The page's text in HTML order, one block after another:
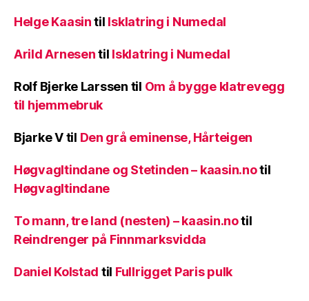
Helge Kaasintil Isklatring i Numedal
Arild Arnesentil Isklatring i Numedal
Rolf Bjerke Larssen til Om å bygge klatrevegg
til hjemmebruk
Bjarke Vtil Den grå eminense, Hårteigen
Høgvagltindane og Stetinden – kaasin.notil
Høgvagltindane
To mann, tre land (nesten) – kaasin.notil
Reindrenger på Finnmarksvidda
Daniel Kolstad til Fullrigget Paris pulk